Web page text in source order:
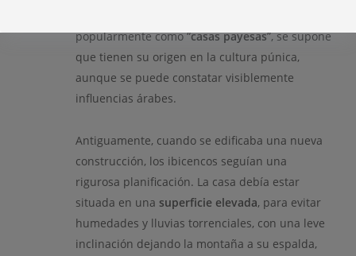
popularmente como “casas payesas”, se supone
que tienen su origen en la cultura púnica,
aunque se puede constatar visiblemente
influencias árabes.
Antiguamente, cuando se edificaba una nueva
construcción, los ibicencos seguían una
rigurosa planificación. La casa debía estar
situada en una superficie elevada, para evitar
humedades y lluvias torrenciales, con una leve
inclinación dejando la montaña a su espalda,